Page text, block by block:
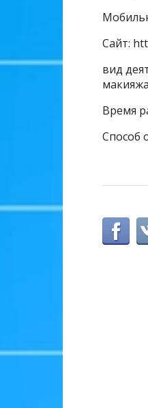
Сайт:
вид
макияжа
Время
Способ